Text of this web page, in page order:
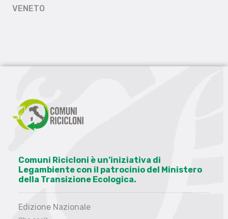
VENETO
Comuni Ricicloni è un’iniziativa di
Legambiente con il patrocinio del Ministero
della Transizione Ecologica.
Edizione Nazionale